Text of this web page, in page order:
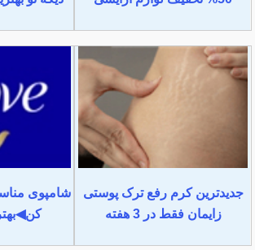
جدیدترین کرم رفع ترک پوستی
زایمان فقط در 3 هفته
شامپوی